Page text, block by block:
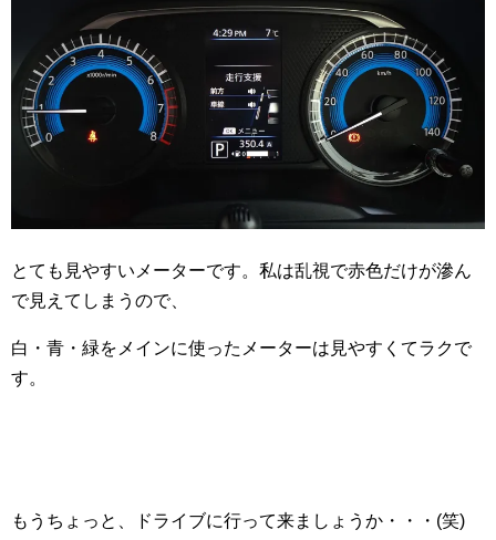
とても見やすいメーターです。私は乱視で赤色だけが滲ん
で見えてしまうので、
白・青・緑をメインに使ったメーターは見やすくてラクで
す。
もうちょっと、ドライブに行って来ましょうか・・・(笑)